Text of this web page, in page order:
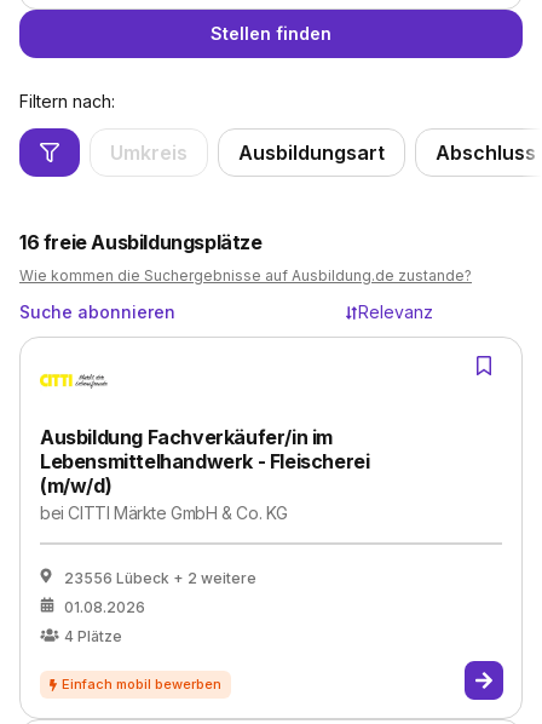
Stellen finden
Filtern nach:
Umkreis Ausbildungsart Abschluss
16 freie Ausbildungsplätze
Wie kommen die Suchergebnisse auf Ausbildung.de zustande?
Suche abonnieren Relevanz
Ausbildung Fachverkäufer/in im
Lebensmittelhandwerk - Fleischerei
(m/w/d)
beiCITTI Märkte GmbH & Co. KG
23556 Lübeck + 2 weitere
01.08.2026
4 Plätze